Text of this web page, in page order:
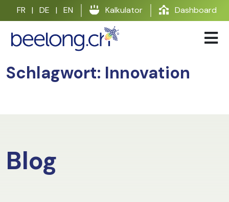
content
FR | DE | EN Kalkulator Dashboard
Schlagwort: Innovation
Blog